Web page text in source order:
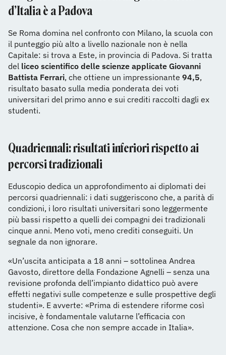
d’Italia è a Padova
Se Roma domina nel confronto con Milano, la scuola con
il punteggio più alto a livello nazionale non è nella
Capitale: si trova a Este, in provincia di Padova. Si tratta
del liceo scientifico delle scienze applicate Giovanni
Battista Ferrari, che ottiene un impressionante 94,5,
risultato basato sulla media ponderata dei voti
universitari del primo anno e sui crediti raccolti dagli ex
studenti.
Quadriennali: risultati inferiori rispetto ai
percorsi tradizionali
Eduscopio dedica un approfondimento ai diplomati dei
percorsi quadriennali: i dati suggeriscono che, a parità di
condizioni, i loro risultati universitari sono leggermente
più bassi rispetto a quelli dei compagni dei tradizionali
cinque anni. Meno voti, meno crediti conseguiti. Un
segnale da non ignorare.
«Un’uscita anticipata a 18 anni – sottolinea Andrea
Gavosto, direttore della Fondazione Agnelli – senza una
revisione profonda dell’impianto didattico può avere
effetti negativi sulle competenze e sulle prospettive degli
studenti». E avverte: «Prima di estendere riforme così
incisive, è fondamentale valutarne l’efficacia con
attenzione. Cosa che non sempre accade in Italia».